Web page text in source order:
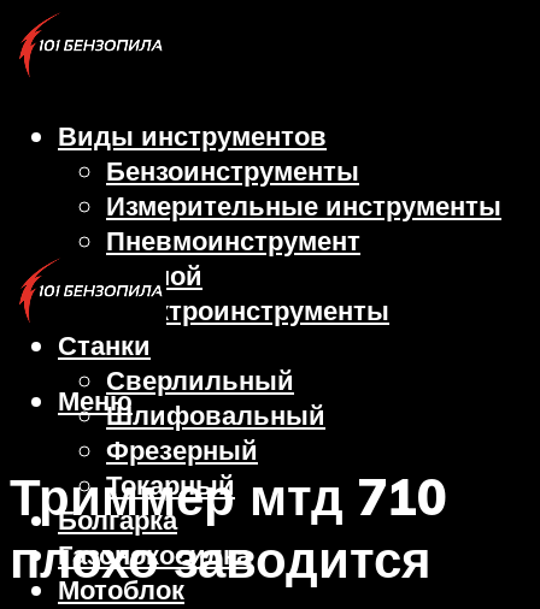
Виды инструментов
Бензоинструменты
Измерительные инструменты
Пневмоинструмент
Ручной
Электроинструменты
Станки
Сверлильный
Шлифовальный
Фрезерный
Токарный
Болгарка
Газонокосилка
Мотоблок
Меню
Триммер мтд 710
плохо заводится